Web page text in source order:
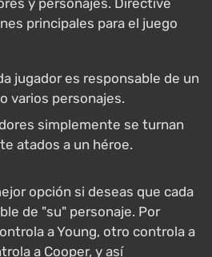
y personajes. Directive
principales para el juego
jugador es responsable de un
varios personajes.
simplemente se turnan
atados a un héroe.
opción si deseas que cada
de "su" personaje. Por
a Young, otro controla a
a Cooper, y así